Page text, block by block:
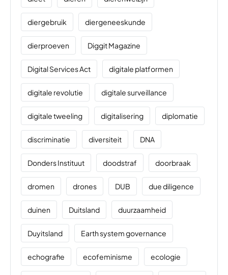
diergebruik diergeneeskunde
dierproeven Diggit Magazine
Digital Services Act digitale platformen
digitale revolutie digitale surveillance
digitale tweeling digitalisering diplomatie
discriminatie diversiteit DNA
Donders Instituut doodstraf doorbraak
dromen drones DUB due diligence
duinen Duitsland duurzaamheid
Duyitsland Earth system governance
echografie ecofeminisme ecologie